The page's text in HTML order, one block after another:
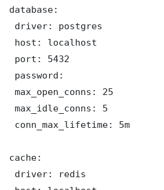
database:
driver: postgres
host: localhost
port: 5432
password:
max_open_conns: 25
max_idle_conns: 5
conn_max_lifetime: 5m
cache:
driver: redis